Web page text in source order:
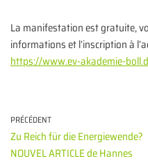
La manifestation est gratuite,
informations et l’inscription à
https://www.ev-akademie-
PRÉCÉDENT
Zu Reich für die Energiewende?
NOUVEL ARTICLE de Hannes